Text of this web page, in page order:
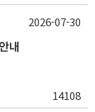
내
14108
2026-07-30